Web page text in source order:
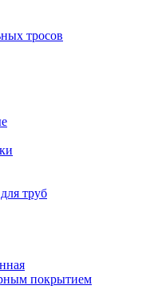
тросов
труб
покрытием